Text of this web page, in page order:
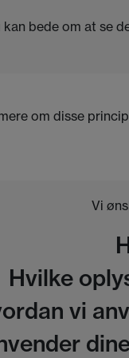
kan bede om at se
om disse
Vi
Hvilke
vi